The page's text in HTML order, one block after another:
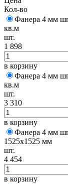
Кол-во
Фанера 4 мм
кв.м
шт.
1 898
в корзину
Фанера 4 мм
кв.м
шт.
3 310
в корзину
Фанера 4 мм
1525х1525 мм
шт.
4 454
в корзину